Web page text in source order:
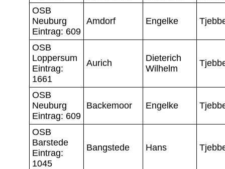
OSB
Neuburg
Eintrag: 609
Amdorf Engelke
OSB
Loppersum
Eintrag:
1661
Aurich
Dieterich
Wilhelm
OSB
Neuburg
Eintrag: 609
Backemoor Engelke
OSB
Barstede
Eintrag:
1045
Bangstede Hans